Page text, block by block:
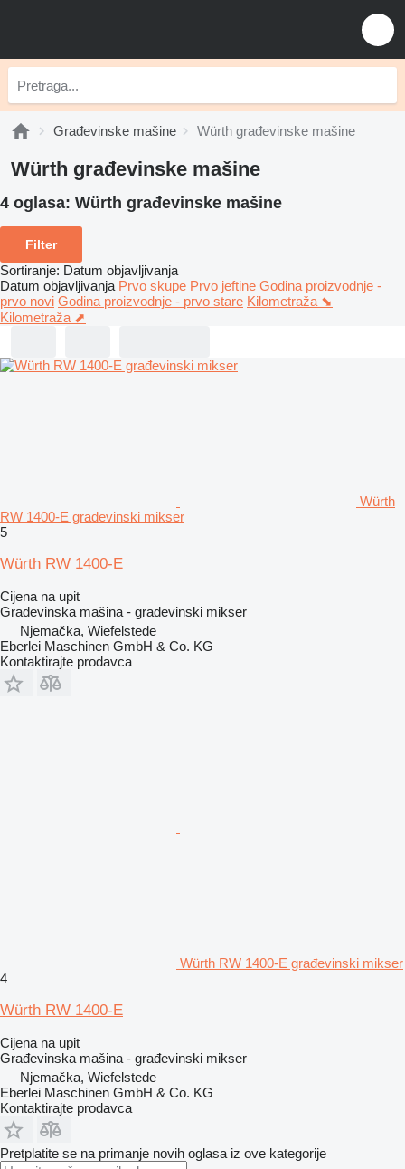
Građevinske mašine Würth građevinske mašine
Würth građevinske mašine
4 oglasa: Würth građevinske mašine
Filter
Sortiranje: Datum objavljivanja
Datum objavljivanja Prvo skupe Prvo jeftine Godina proizvodnje -
prvo novi Godina proizvodnje - prvo stare Kilometraža ⬊
Kilometraža ⬈
Würth
RW 1400-E građevinski mikser
5
Würth RW 1400-E
Cijena na upit
Građevinska mašina - građevinski mikser
Njemačka, Wiefelstede
Eberlei Maschinen GmbH & Co. KG
Kontaktirajte prodavca
Würth RW 1400-E građevinski mikser
4
Würth RW 1400-E
Cijena na upit
Građevinska mašina - građevinski mikser
Njemačka, Wiefelstede
Eberlei Maschinen GmbH & Co. KG
Kontaktirajte prodavca
Pretplatite se na primanje novih oglasa iz ove kategorije